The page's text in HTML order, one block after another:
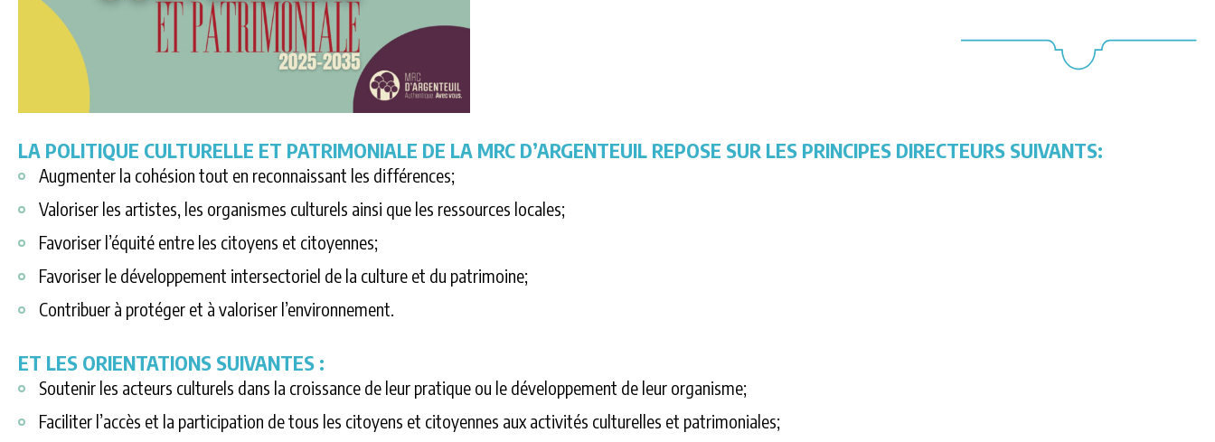
LA POLITIQUE CULTURELLE ET PATRIMONIALE DE LA MRC D’ARGENTEUIL REPOSE SUR LES PRINCIPES DIRECTEURS SUIVANTS:
Augmenter la cohésion tout en reconnaissant les différences;
Valoriser les artistes, les organismes culturels ainsi que les ressources locales;
Favoriser l’équité entre les citoyens et citoyennes;
Favoriser le développement intersectoriel de la culture et du patrimoine;
Contribuer à protéger et à valoriser l’environnement.
ET LES ORIENTATIONS SUIVANTES :
Soutenir les acteurs culturels dans la croissance de leur pratique ou le développement de leur organisme;
Faciliter l’accès et la participation de tous les citoyens et citoyennes aux activités culturelles et patrimoniales;